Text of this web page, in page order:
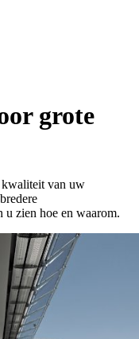
grote
kwaliteit van uw
zien hoe en waarom.